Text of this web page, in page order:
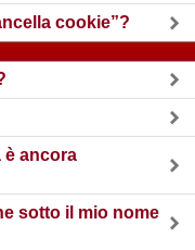
cookie”?
è ancora
sotto il mio nome